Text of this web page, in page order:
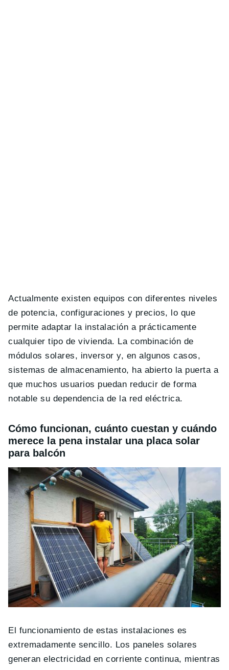
Actualmente existen equipos con diferentes niveles
de potencia, configuraciones y precios, lo que
permite adaptar la instalación a prácticamente
cualquier tipo de vivienda. La combinación de
módulos solares, inversor y, en algunos casos,
sistemas de almacenamiento, ha abierto la puerta a
que muchos usuarios puedan reducir de forma
notable su dependencia de la red eléctrica.
Cómo funcionan, cuánto cuestan y cuándo
merece la pena instalar una placa solar
para balcón
El funcionamiento de estas instalaciones es
extremadamente sencillo. Los paneles solares
generan electricidad en corriente continua, mientras